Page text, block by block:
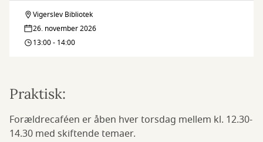
Kost
Dagens
tema:
Forældrecaféer
ved
Kost
Vigerslev Bibliotek
26. november 2026
13:00 - 14:00
Praktisk:
Forældrecaféen er åben hver torsdag mellem kl. 12.30-
14.30 med skiftende temaer.